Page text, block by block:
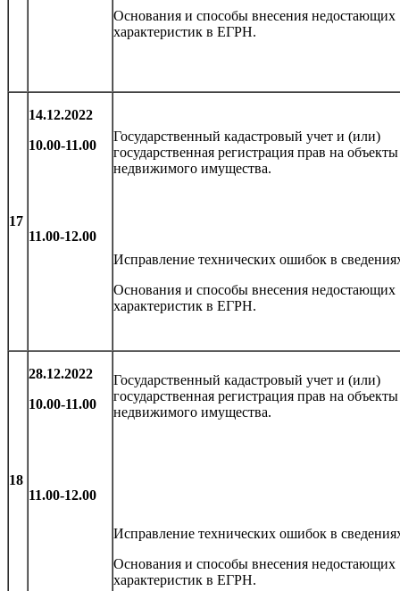
Основания и способы внесения недостающих
характеристик в ЕГРН.
17
14.12.2022
10.00-11.00
11.00-12.00
Государственный кадастровый учет и (или)
государственная регистрация прав на объекты
недвижимого имущества.
Исправление технических ошибок в
Основания и способы внесения недостающих
характеристик в ЕГРН.
18
28.12.2022
10.00-11.00
11.00-12.00
Государственный кадастровый учет и (или)
государственная регистрация прав на объекты
недвижимого имущества.
Исправление технических ошибок в
Основания и способы внесения недостающих
характеристик в ЕГРН.